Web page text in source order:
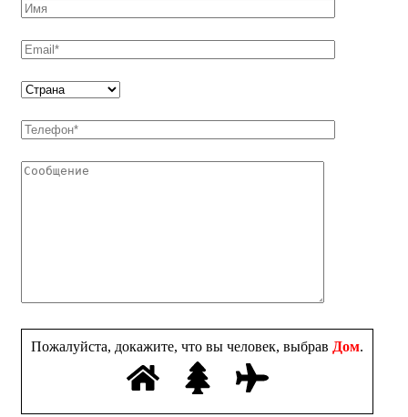
Пожалуйста, докажите, что вы человек, выбрав Дом.